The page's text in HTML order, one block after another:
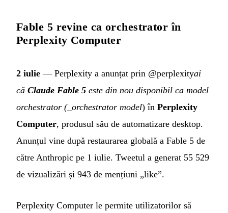
Fable 5 revine ca orchestrator în
Perplexity Computer
2 iulie — Perplexity a anunțat prin @perplexityai
că Claude Fable 5 este din nou disponibil ca model
orchestrator (_orchestrator model) în Perplexity
Computer, produsul său de automatizare desktop.
Anunțul vine după restaurarea globală a Fable 5 de
către Anthropic pe 1 iulie. Tweetul a generat 55 529
de vizualizări și 943 de mențiuni „like”.
Perplexity Computer le permite utilizatorilor să